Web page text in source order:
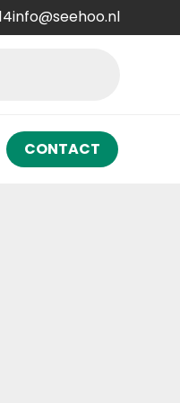
info@seehoo.nl
CONTACT